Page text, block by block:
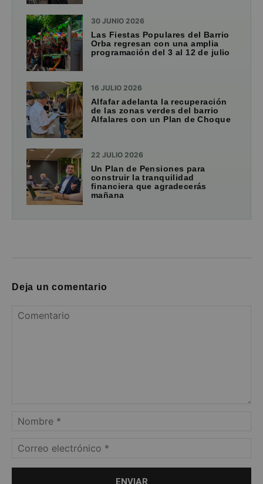
30 JUNIO 2026
Las Fiestas Populares del Barrio
Orba regresan con una amplia
programación del 3 al 12 de julio
16 JULIO 2026
Alfafar adelanta la recuperación
de las zonas verdes del barrio
Alfalares con un Plan de Choque
22 JULIO 2026
Un Plan de Pensiones para
construir la tranquilidad
financiera que agradecerás
mañana
Deja un comentario